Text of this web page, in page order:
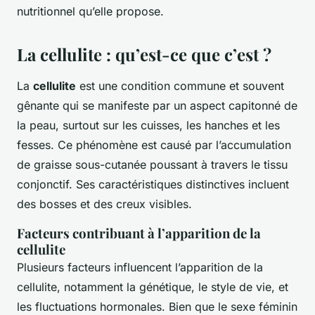
nutritionnel qu’elle propose.
La cellulite : qu’est-ce que c’est ?
La cellulite est une condition commune et souvent
gênante qui se manifeste par un aspect capitonné de
la peau, surtout sur les cuisses, les hanches et les
fesses. Ce phénomène est causé par l’accumulation
de graisse sous-cutanée poussant à travers le tissu
conjonctif. Ses caractéristiques distinctives incluent
des bosses et des creux visibles.
Facteurs contribuant à l’apparition de la
cellulite
Plusieurs facteurs influencent l’apparition de la
cellulite, notamment la génétique, le style de vie, et
les fluctuations hormonales. Bien que le sexe féminin